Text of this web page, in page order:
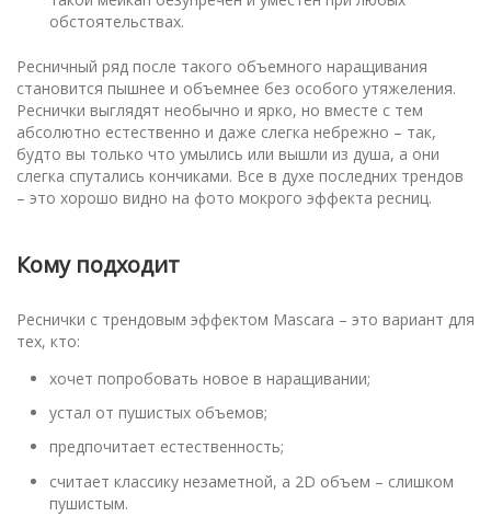
обстоятельствах.
Ресничный ряд после такого объемного наращивания
становится пышнее и объемнее без особого утяжеления.
Реснички выглядят необычно и ярко, но вместе с тем
абсолютно естественно и даже слегка небрежно – так,
будто вы только что умылись или вышли из душа, а они
слегка спутались кончиками. Все в духе последних трендов
– это хорошо видно на фото мокрого эффекта ресниц.
Кому подходит
Реснички с трендовым эффектом Mascara – это вариант для
тех, кто:
хочет попробовать новое в наращивании;
устал от пушистых объемов;
предпочитает естественность;
считает классику незаметной, а 2D объем – слишком
пушистым.